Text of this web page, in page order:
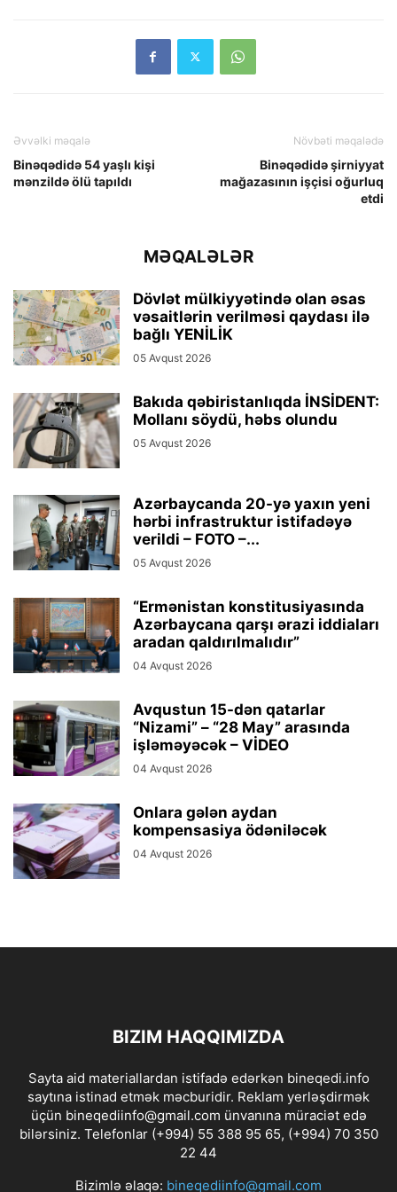
Əvvəlki məqalə
Binəqədidə 54 yaşlı kişi
mənzildə ölü tapıldı
Növbəti məqalədə
Binəqədidə şirniyyat
mağazasının işçisi oğurluq
etdi
MƏQALƏLƏR
Dövlət mülkiyyətində olan əsas
vəsaitlərin verilməsi qaydası ilə
bağlı YENİLİK
05 Avqust 2026
Bakıda qəbiristanlıqda İNSİDENT:
Mollanı söydü, həbs olundu
05 Avqust 2026
Azərbaycanda 20-yə yaxın yeni
hərbi infrastruktur istifadəyə
verildi – FOTO –...
05 Avqust 2026
“Ermənistan konstitusiyasında
Azərbaycana qarşı ərazi iddiaları
aradan qaldırılmalıdır”
04 Avqust 2026
Avqustun 15-dən qatarlar
“Nizami” – “28 May” arasında
işləməyəcək – VİDEO
04 Avqust 2026
Onlara gələn aydan
kompensasiya ödəniləcək
04 Avqust 2026
BIZIM HAQQIMIZDA
Sayta aid materiallardan istifadə edərkən bineqedi.info
saytına istinad etmək məcburidir. Reklam yerləşdirmək
üçün bineqediinfo@gmail.com ünvanına müraciət edə
bilərsiniz. Telefonlar (+994) 55 388 95 65, (+994) 70 350
22 44
Bizimlə əlaqə: bineqediinfo@gmail.com